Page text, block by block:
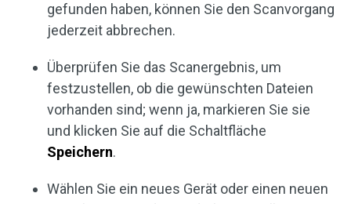
gefunden haben, können Sie den Scanvorgang
jederzeit abbrechen.
Überprüfen Sie das Scanergebnis, um
festzustellen, ob die gewünschten Dateien
vorhanden sind; wenn ja, markieren Sie sie
und klicken Sie auf die Schaltfläche
Speichern.
Wählen Sie ein neues Gerät oder einen neuen